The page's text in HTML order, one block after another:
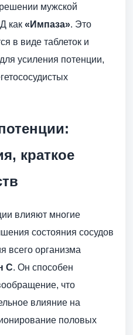
мужской
как «Импаза». Это
в виде таблеток и
усиления потенции,
краткое
влияют многие
состояния сосудов
всего организма
C. Он способен
что
влияние на
половых